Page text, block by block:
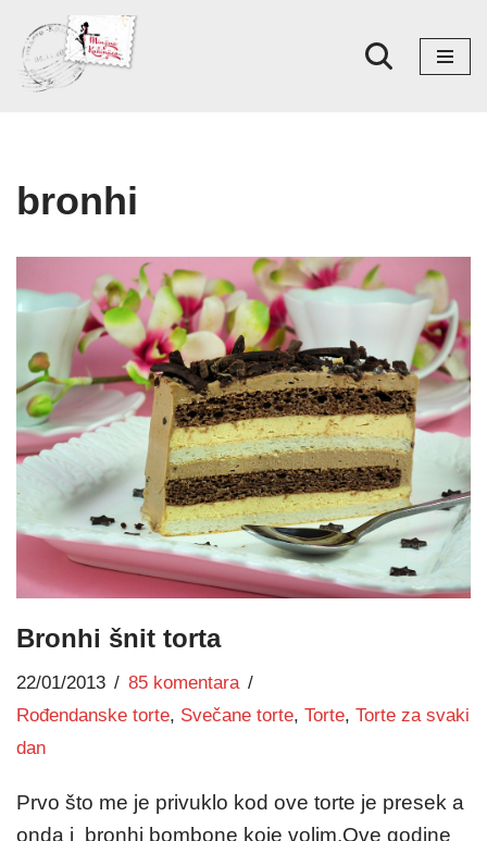
Skoči
na
bronhi
Bronhi šnit torta
22/01/2013
85 komentara
Rođendanske torte, Svečane torte, Torte, Torte za svaki
dan
Prvo što me je privuklo kod ove torte je presek a
onda i bronhi bombone koje volim.Ove godine